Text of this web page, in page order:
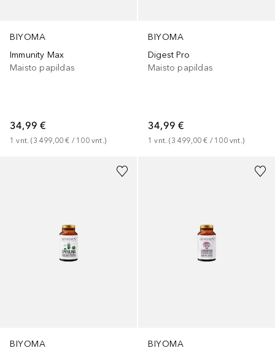
BIYOMA
Immunity Max
Maisto papildas
34,99 €
1 vnt. (3 499,00 € / 100 vnt.)
BIYOMA
Digest Pro
Maisto papildas
34,99 €
1 vnt. (3 499,00 € / 100 vnt.)
BIYOMA
BIYOMA